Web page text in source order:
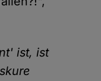
ist, ist